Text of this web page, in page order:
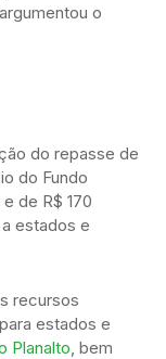
o
do repasse de
do Fundo
de R$ 170
estados e
recursos
estados e
Planalto , bem